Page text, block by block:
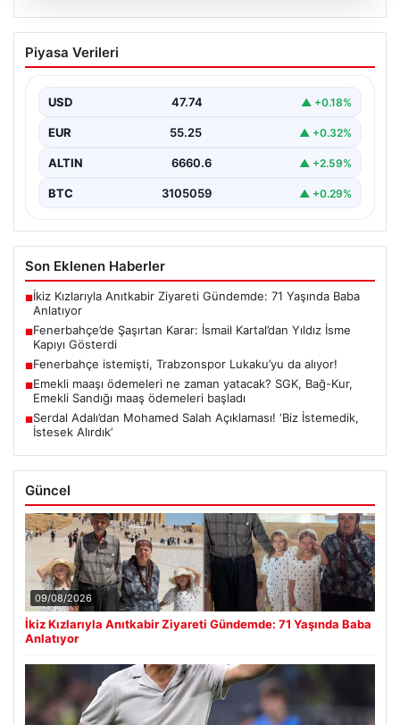
08.08.2026
Fenerbahçe’de Şaşırtan Karar: İsmail
Kartal’dan Yıldız İsme Kapıyı Gösterdi
devam ederken, kulüp içi stratejilerde önemli bir
değişiklik…
Piyasa Verileri
USD 47.74 ▲ +0.18%
EUR 55.25 ▲ +0.32%
ALTIN 6660.6 ▲ +2.59%
BTC 3105059 ▲ +0.29%
Son Eklenen Haberler
■İkiz Kızlarıyla Anıtkabir Ziyareti Gündemde: 71 Yaşında Baba
Anlatıyor
■Fenerbahçe’de Şaşırtan Karar: İsmail Kartal’dan Yıldız İsme
Kapıyı Gösterdi
■Fenerbahçe istemişti, Trabzonspor Lukaku’yu da alıyor!
■Emekli maaşı ödemeleri ne zaman yatacak? SGK, Bağ-Kur,
Emekli Sandığı maaş ödemeleri başladı
■Serdal Adalı’dan Mohamed Salah Açıklaması! ‘Biz İstemedik,
İstesek Alırdık’
Güncel
09/08/2026
İkiz Kızlarıyla Anıtkabir Ziyareti Gündemde: 71 Yaşında Baba
Anlatıyor